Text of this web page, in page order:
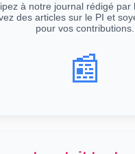
à notre journal rédigé par
des articles sur le PI et
pour vos contributions.
📰